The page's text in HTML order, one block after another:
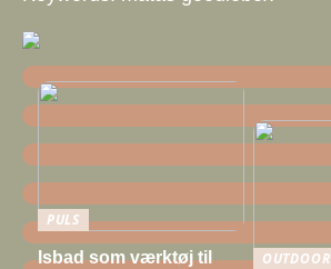
PULS
Isbad som værktøj til
OUTDOOR